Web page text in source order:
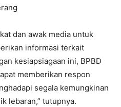
dan awak media untuk
informasi terkait
kesiapsiagaan ini, BPBD
memberikan respon
segala kemungkinan
lebaran,” tutupnya.